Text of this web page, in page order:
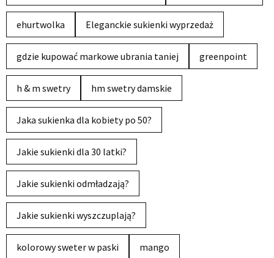
ehurtwolka Eleganckie sukienki wyprzedaż
gdzie kupować markowe ubrania taniej greenpoint
h & m swetry hm swetry damskie
Jaka sukienka dla kobiety po 50?
Jakie sukienki dla 30 latki?
Jakie sukienki odmładzają?
Jakie sukienki wyszczuplają?
kolorowy sweter w paski mango